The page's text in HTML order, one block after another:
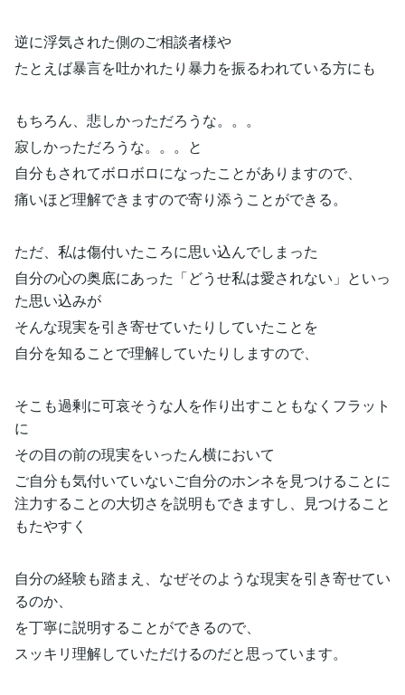
逆に浮気された側のご相談者様や
たとえば暴言を吐かれたり暴力を振るわれている方にも
もちろん、悲しかっただろうな。。。
寂しかっただろうな。。。と
自分もされてボロボロになったことがありますので、
痛いほど理解できますので寄り添うことができる。
ただ、私は傷付いたころに思い込んでしまった
自分の心の奥底にあった「どうせ私は愛されない」といっ
た思い込みが
そんな現実を引き寄せていたりしていたことを
自分を知ることで理解していたりしますので、
そこも過剰に可哀そうな人を作り出すこともなくフラット
に
その目の前の現実をいったん横において
ご自分も気付いていないご自分のホンネを見つけることに
注力することの大切さを説明もできますし、見つけること
もたやすく
自分の経験も踏まえ、なぜそのような現実を引き寄せてい
るのか、
を丁寧に説明することができるので、
スッキリ理解していただけるのだと思っています。